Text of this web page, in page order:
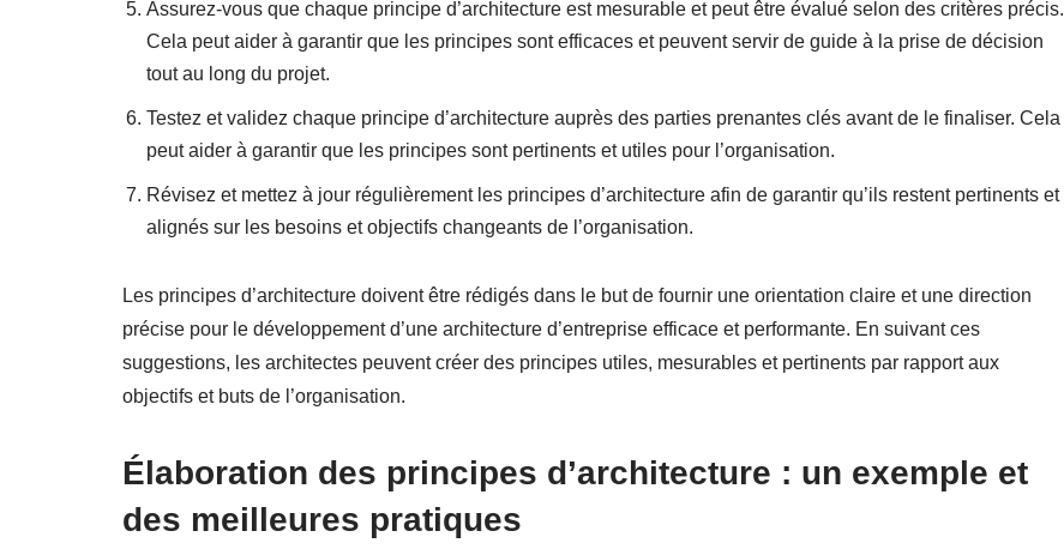
Assurez-vous que chaque principe d’architecture est mesurable et peut être évalué selon des critères précis.
Cela peut aider à garantir que les principes sont efficaces et peuvent servir de guide à la prise de décision
tout au long du projet.
Testez et validez chaque principe d’architecture auprès des parties prenantes clés avant de le finaliser. Cela
peut aider à garantir que les principes sont pertinents et utiles pour l’organisation.
Révisez et mettez à jour régulièrement les principes d’architecture afin de garantir qu’ils restent pertinents et
alignés sur les besoins et objectifs changeants de l’organisation.
Les principes d’architecture doivent être rédigés dans le but de fournir une orientation claire et une direction
précise pour le développement d’une architecture d’entreprise efficace et performante. En suivant ces
suggestions, les architectes peuvent créer des principes utiles, mesurables et pertinents par rapport aux
objectifs et buts de l’organisation.
Élaboration des principes d’architecture : un exemple et
des meilleures pratiques